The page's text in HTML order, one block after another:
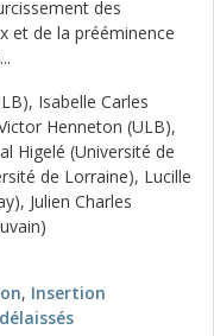
des
et de la prééminence
Isabelle Carles
Henneton (ULB),
Higelé (Université de
de Lorraine), Lucille
Julien Charles
, Insertion